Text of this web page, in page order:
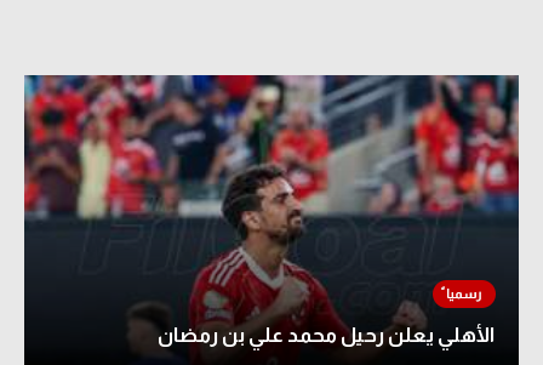
الأهلي يعلن رحيل محمد علي بن رمضان